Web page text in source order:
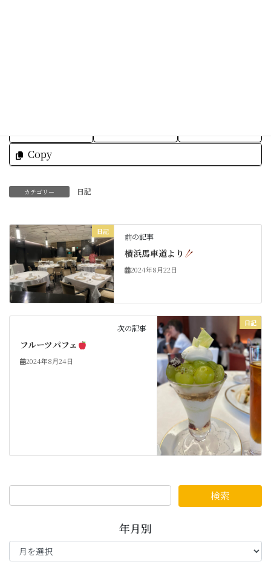
Copy
カテゴリー 日記
日記
前の記事
横浜馬車道より
2024年8月22日
日記
次の記事
フルーツパフェ
2024年8月24日
年月別
年
月